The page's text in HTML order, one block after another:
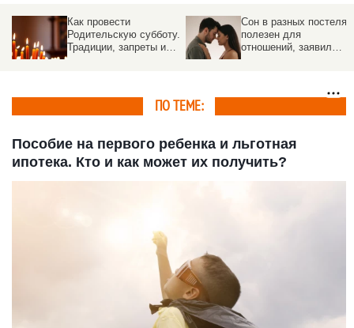
Как провести
Родительскую субботу.
Традиции, запреты и
Сон в разных постелях
полезен для
отношений, заявил
ПО ТЕМЕ:
Пособие на первого ребенка и льготная
ипотека. Кто и как может их получить?